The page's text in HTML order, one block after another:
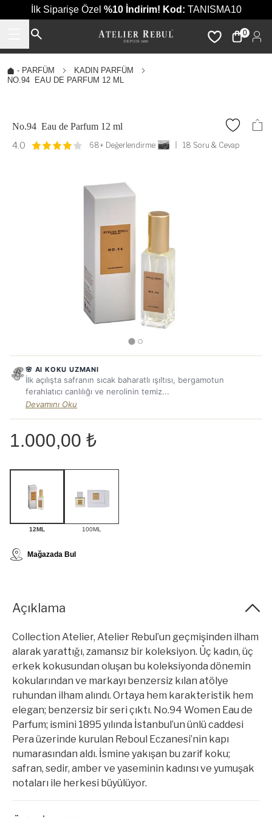
İlk Siparişe Özel %10 İndirim! Kod: TANISMA10
0
- PARFÜM
KADIN PARFÜM
NO.94 EAU DE PARFUM 12 ML
No.94 Eau de Parfum 12 ml
4.0 68+ Değerlendirme 18 Soru & Cevap
🌸 AI KOKU UZMANI
İlk açılışta safranın sıcak baharatlı ışıltısı, bergamotun
ferahlatıcı canlılığı ve nerolinin temiz...
Devamını Oku
1.000,00 ₺
12ML 100ML
Mağazada Bul
Açıklama
Collection Atelier, Atelier Rebul’un geçmişinden ilham
alarak yarattığı, zamansız bir koleksiyon. Üç kadın, üç
erkek kokusundan oluşan bu koleksiyonda dönemin
kokularından ve markayı benzersiz kılan atölye
ruhundan ilham alındı. Ortaya hem karakteristik hem
elegan; benzersiz bir seri çıktı. No.94 Women Eau de
Parfum; ismini 1895 yılında İstanbul’un ünlü caddesi
Pera üzerinde kurulan Reboul Eczanesi’nin kapı
numarasından aldı. İsmine yakışan bu zarif koku;
safran, sedir, amber ve yaseminin kadınsı ve yumuşak
notaları ile herkesi büyülüyor.